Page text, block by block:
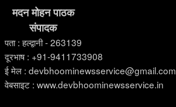
मदन मोहन पाठक
संपादक
पता : हल्द्वानी - 263139
दूरभाष : +91-9411733908
ई मेल : devbhoominewsservice@gmail.com
वेबसाइट : www.devbhoominewsservice.in